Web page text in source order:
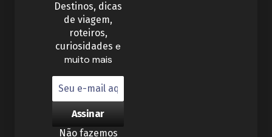
Destinos, dicas
de viagem,
roteiros,
curiosidades e
muito mais
Não fazemos